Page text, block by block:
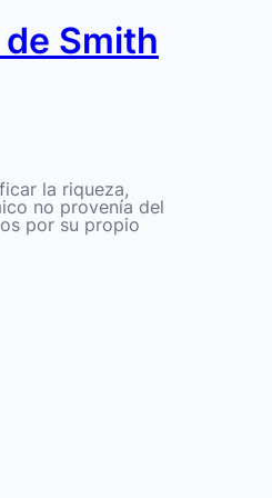
Smith
la riqueza,
no provenía del
por su propio